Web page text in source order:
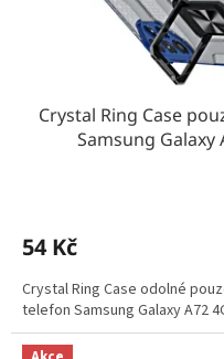
Crystal Ring Case
Samsung Galaxy
54 Kč
Crystal Ring Case odolné
telefon Samsung Galaxy A72